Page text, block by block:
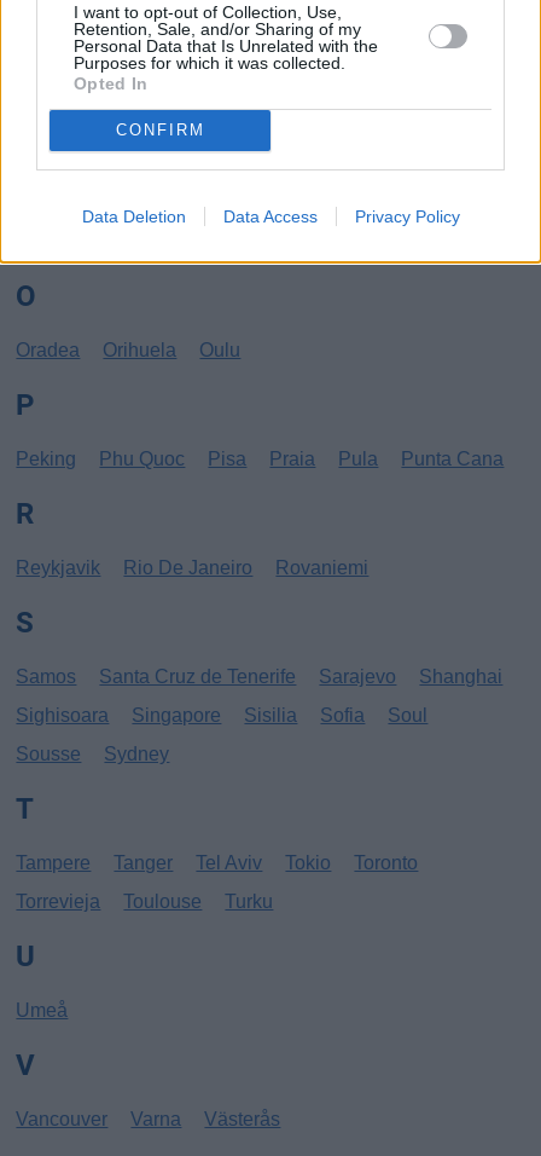
I want to opt-out of Collection, Use,
Retention, Sale, and/or Sharing of my
Personal Data that Is Unrelated with the
Purposes for which it was collected.
Opted In
CONFIRM
Data Deletion Data Access Privacy Policy
Mangalia Marseille
Mexico City
Miami
O
Oradea Orihuela Oulu
P
Peking Phu Quoc Pisa Praia Pula Punta Cana
R
Reykjavik Rio De Janeiro Rovaniemi
S
Samos Santa Cruz de Tenerife Sarajevo
Shanghai
Sighisoara
Singapore Sisilia Sofia
Soul
Sousse
Sydney
T
Tampere Tanger Tel Aviv Tokio
Toronto
Torrevieja
Toulouse Turku
U
Umeå
V
Vancouver Varna Västerås